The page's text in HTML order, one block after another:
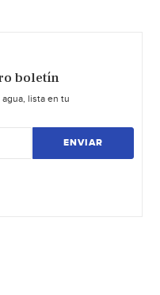
boletín
lista en tu
ENVIAR